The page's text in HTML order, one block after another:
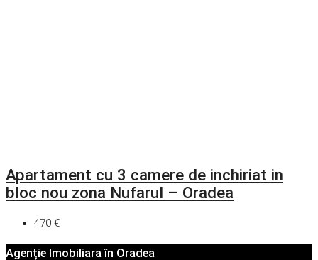
Apartament cu 3 camere de inchiriat in
bloc nou zona Nufarul – Oradea
470 €
Agenție Imobiliara în Oradea